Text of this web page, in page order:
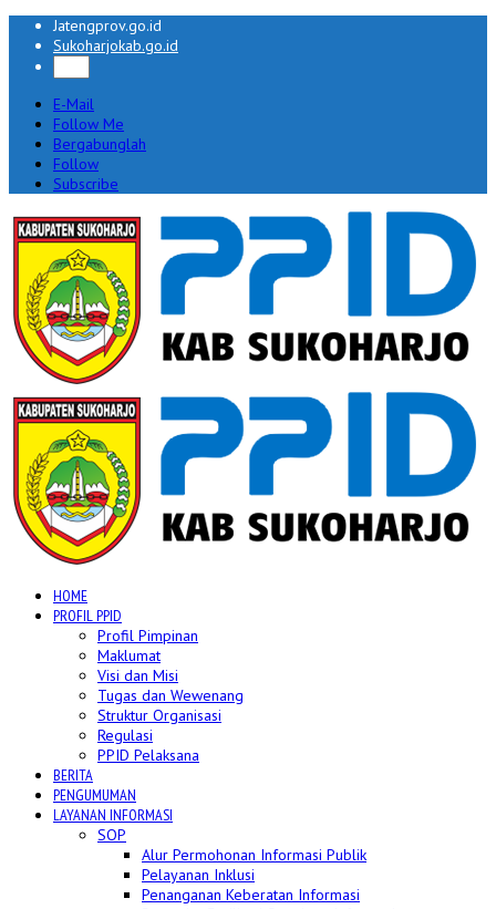
Jatengprov.go.id
Sukoharjokab.go.id
E-Mail
Follow Me
Bergabunglah
Follow
Subscribe
HOME
PROFIL PPID
Profil Pimpinan
Maklumat
Visi dan Misi
Tugas dan Wewenang
Struktur Organisasi
Regulasi
PPID Pelaksana
BERITA
PENGUMUMAN
LAYANAN INFORMASI
SOP
Alur Permohonan Informasi Publik
Pelayanan Inklusi
Penanganan Keberatan Informasi